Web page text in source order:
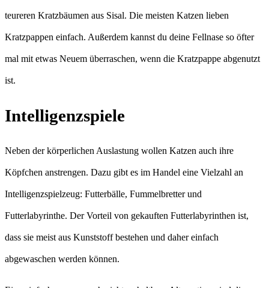
teureren Kratzbäumen aus Sisal. Die meisten Katzen lieben
Kratzpappen einfach. Außerdem kannst du deine Fellnase so öfter
mal mit etwas Neuem überraschen, wenn die Kratzpappe abgenutzt
ist.
Intelligenzspiele
Neben der körperlichen Auslastung wollen Katzen auch ihre
Köpfchen anstrengen. Dazu gibt es im Handel eine Vielzahl an
Intelligenzspielzeug: Futterbälle, Fummelbretter und
Futterlabyrinthe. Der Vorteil von gekauften Futterlabyrinthen ist,
dass sie meist aus Kunststoff bestehen und daher einfach
abgewaschen werden können.